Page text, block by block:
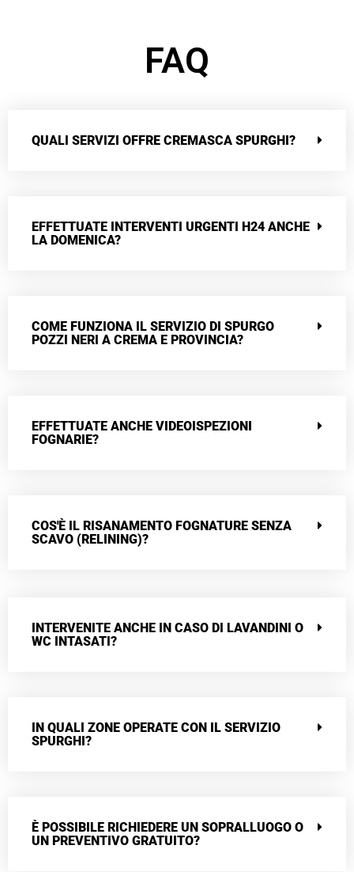
FAQ
QUALI SERVIZI OFFRE CREMASCA SPURGHI?
EFFETTUATE INTERVENTI URGENTI H24 ANCHE
LA DOMENICA?
COME FUNZIONA IL SERVIZIO DI SPURGO
POZZI NERI A CREMA E PROVINCIA?
EFFETTUATE ANCHE VIDEOISPEZIONI
FOGNARIE?
COS'È IL RISANAMENTO FOGNATURE SENZA
SCAVO (RELINING)?
INTERVENITE ANCHE IN CASO DI LAVANDINI O
WC INTASATI?
IN QUALI ZONE OPERATE CON IL SERVIZIO
SPURGHI?
È POSSIBILE RICHIEDERE UN SOPRALLUOGO O
UN PREVENTIVO GRATUITO?